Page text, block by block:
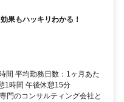
果もハッキリわかる！
間 平均勤務日数：1ヶ月あた
1時間 午後休憩15分
門のコンサルティング会社と